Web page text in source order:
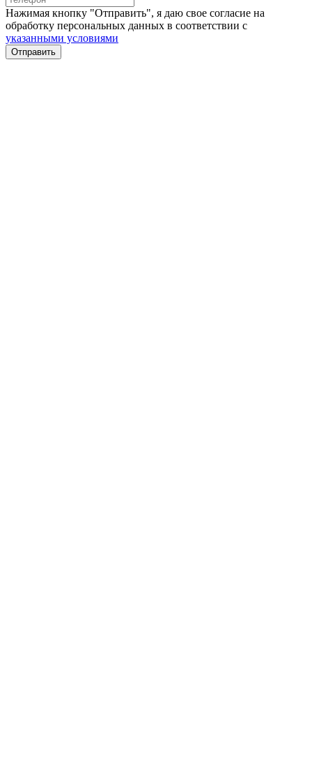
Нажимая кнопку "Отправить", я даю свое согласие на
обработку персональных данных в соответствии с
указанными условиями
Отправить